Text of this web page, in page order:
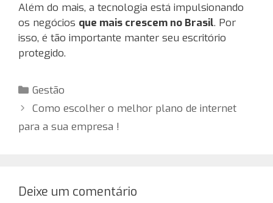
Além do mais, a tecnologia está impulsionando
os negócios que mais crescem no Brasil. Por
isso, é tão importante manter seu escritório
protegido.
Categorias
Gestão
Como escolher o melhor plano de internet
para a sua empresa !
Deixe um comentário